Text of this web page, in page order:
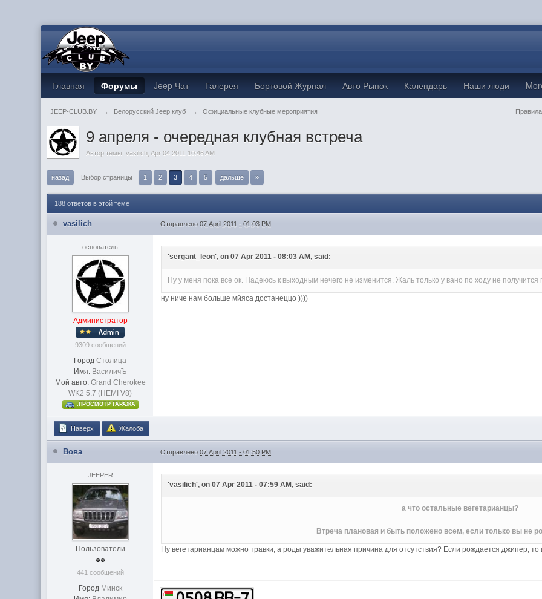
Главная Форумы Jeep Чат Галерея Бортовой Журнал Авто Рынок Календарь Наши люди
JEEP-CLUB.BY → Белорусский Jeep клуб → Официальные клубные мероприятия
9 апреля - очередная клубная встреча
Автор темы:vasilich ,Apr 04 2011 10:46 AM
назад Выбор страницы 1 2 3 4 5 дальше »
188 ответов в этой теме
vasilich Отправлено07 April 2011 - 01:03 PM
основатель
Администратор
9309 сообщений
Город Столица
Имя: ВасиличЪ
Мой авто: Grand Cherokee
WK2 5.7 (HEMI V8)
.ПРОСМОТР ГАРАЖА
'sergant_leon', on 07 Apr 2011 - 08:03 AM, said:
Ну у меня пока все ок. Надеюсь к выходным нечего не изменится. Жаль только у вано по ходу не получится
ну ниче нам больше мйяса достанеццо ))))
Наверх Жалоба
Вова Отправлено07 April 2011 - 01:50 PM
JEEPER
Пользователи
441 сообщений
Город Минск
'vasilich', on 07 Apr 2011 - 07:59 AM, said:
а что остальные вегетарианцы?
Втреча плановая и быть положено всем, если только вы не
Ну вегетарианцам можно травки, а роды уважительная причина для отсутствия? Если рождается джипер, то